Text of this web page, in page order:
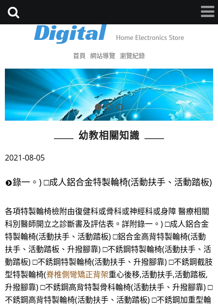
首頁 網站導覽 瀏覽紀錄
幼教相關知識
2021-08-05
錄一。) □成人鋁合金特製輪椅(活動扶手、活動踏板)
各項特製輪椅檢附由復健科或骨科或神經科或身障 醫療相關
科別醫師開立之診斷書及評估表。詳附錄一。) □成人鋁合金
特製輪椅(活動扶手、活動踏板) □鋁合金高背特製輪椅(活動
扶手、活動踏板、升撥腳靠) □不銹鋼特製輪椅(活動扶手、活
動踏板) □不銹鋼特製輪椅(活動扶手、升撥腳靠) □不銹鋼截肢
型特製輪椅(脊椎側彎矯正背架重心後移,活動扶手,活動踏板,
升撥腳靠) □不銹鋼高背特製骨科輪椅(活動扶手、升撥腳靠) □
不銹鋼高背特製輪椅(活動扶手、活動踏板) □不銹鋼加重型輪